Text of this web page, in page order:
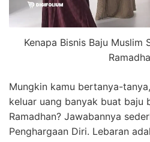
Kenapa Bisnis Baju Muslim
Mungkin kamu bertanya-
keluar uang banyak buat baju
Ramadhan? Jawabannya
Penghargaan Diri. Lebaran